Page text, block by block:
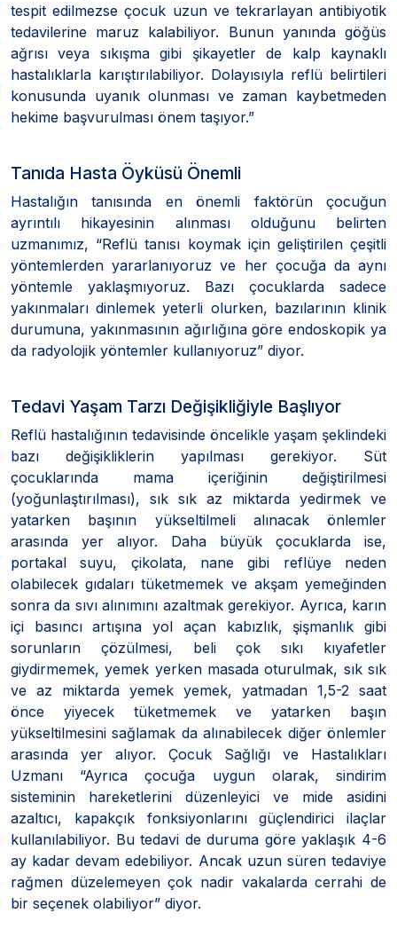
tespit edilmezse çocuk uzun ve tekrarlayan antibiyotik
tedavilerine maruz kalabiliyor. Bunun yanında göğüs
ağrısı veya sıkışma gibi şikayetler de kalp kaynaklı
hastalıklarla karıştırılabiliyor. Dolayısıyla reflü belirtileri
konusunda uyanık olunması ve zaman kaybetmeden
hekime başvurulması önem taşıyor.”
Tanıda Hasta Öyküsü Önemli
Hastalığın tanısında en önemli faktörün çocuğun
ayrıntılı hikayesinin alınması olduğunu belirten
uzmanımız, “Reflü tanısı koymak için geliştirilen çeşitli
yöntemlerden yararlanıyoruz ve her çocuğa da aynı
yöntemle yaklaşmıyoruz. Bazı çocuklarda sadece
yakınmaları dinlemek yeterli olurken, bazılarının klinik
durumuna, yakınmasının ağırlığına göre endoskopik ya
da radyolojik yöntemler kullanıyoruz” diyor.
Tedavi Yaşam Tarzı Değişikliğiyle Başlıyor
Reflü hastalığının tedavisinde öncelikle yaşam şeklindeki
bazı değişikliklerin yapılması gerekiyor. Süt
çocuklarında mama içeriğinin değiştirilmesi
(yoğunlaştırılması), sık sık az miktarda yedirmek ve
yatarken başının yükseltilmeli alınacak önlemler
arasında yer alıyor. Daha büyük çocuklarda ise,
portakal suyu, çikolata, nane gibi reflüye neden
olabilecek gıdaları tüketmemek ve akşam yemeğinden
sonra da sıvı alınımını azaltmak gerekiyor. Ayrıca, karın
içi basıncı artışına yol açan kabızlık, şişmanlık gibi
sorunların çözülmesi, beli çok sıkı kıyafetler
giydirmemek, yemek yerken masada oturulmak, sık sık
ve az miktarda yemek yemek, yatmadan 1,5-2 saat
önce yiyecek tüketmemek ve yatarken başın
yükseltilmesini sağlamak da alınabilecek diğer önlemler
arasında yer alıyor. Çocuk Sağlığı ve Hastalıkları
Uzmanı “Ayrıca çocuğa uygun olarak, sindirim
sisteminin hareketlerini düzenleyici ve mide asidini
azaltıcı, kapakçık fonksiyonlarını güçlendirici ilaçlar
kullanılabiliyor. Bu tedavi de duruma göre yaklaşık 4-6
ay kadar devam edebiliyor. Ancak uzun süren tedaviye
rağmen düzelemeyen çok nadir vakalarda cerrahi de
bir seçenek olabiliyor” diyor.